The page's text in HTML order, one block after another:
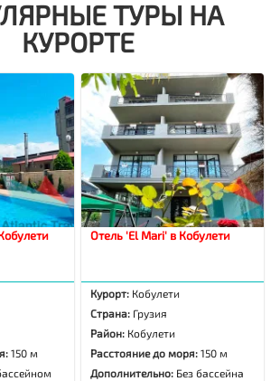
ТУРЫ НА
КУРОРТЕ
150 м
Отель 'El Mari' в Кобулети
Курорт: Кобулети
Страна: Грузия
Район: Кобулети
Расстояние до моря:150 м
Дополнительно: Без бассейна